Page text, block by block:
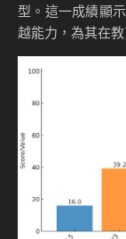
型。這一成績顯
越能力，為其在